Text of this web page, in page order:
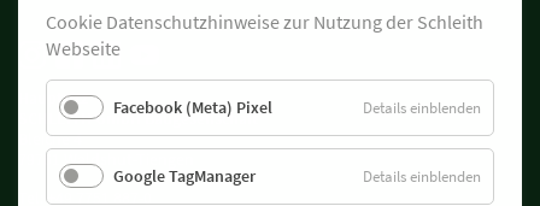
Hauptsitz
SCHLEITH GmbH Baugesellschaft
Bleiche 4
79761 Waldshut-Tiengen
Tel:+49 7751 887-0
Cookie Datenschutzhinweise zur Nutzung der Schleith
Webseite
Facebook (Meta) Pixel Details einblenden
(Meta)
Google TagManager Details einblenden
Google